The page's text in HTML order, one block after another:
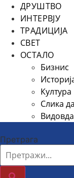
ДРУШТВО
ИНТЕРВЈУ
ТРАДИЦИЈА
СВЕТ
ОСТАЛО
Бизнис
Култура
Слика
Претрага